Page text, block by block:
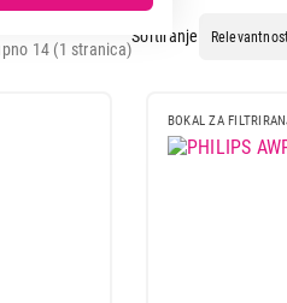
Sortiranje
14 (1 stranica)
BOKAL ZA